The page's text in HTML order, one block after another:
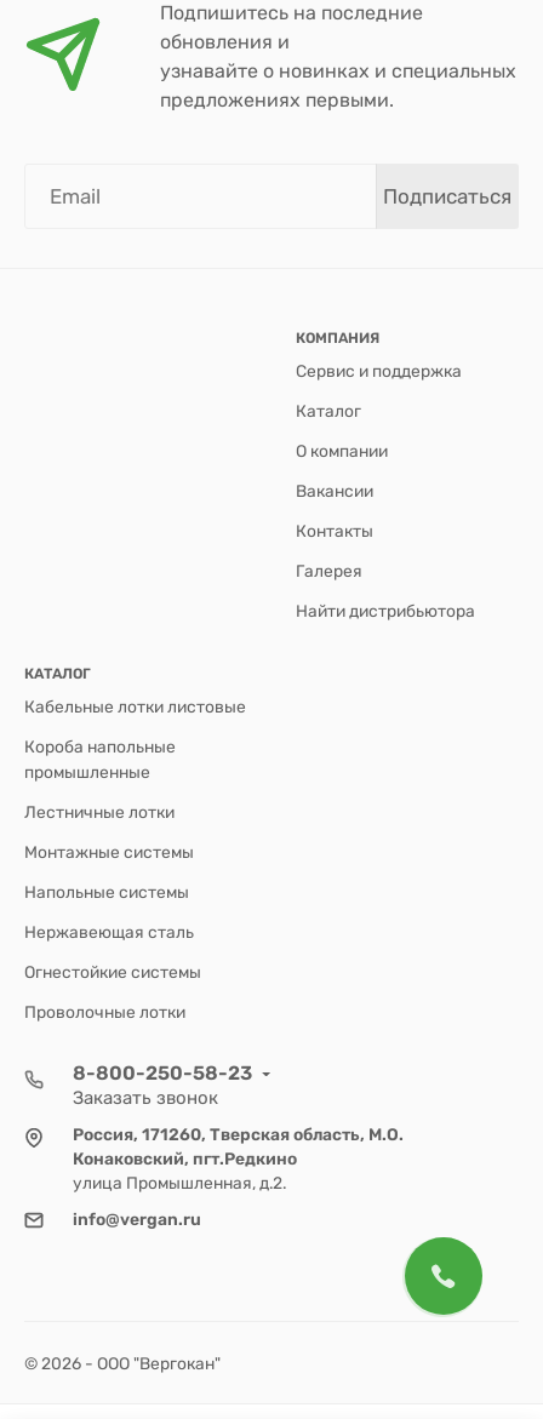
Подпишитесь на последние
обновления и
узнавайте о новинках и специальных
предложениях первыми.
Подписаться
КОМПАНИЯ
Сервис и поддержка
Каталог
О компании
Вакансии
Контакты
Галерея
Найти дистрибьютора
КАТАЛОГ
Кабельные лотки листовые
Короба напольные
промышленные
Лестничные лотки
Монтажные системы
Напольные системы
Нержавеющая сталь
Огнестойкие системы
Проволочные лотки
8-800-250-58-23
Заказать звонок
Россия, 171260, Тверская область, М.О.
Конаковский, пгт.Редкино
улица Промышленная, д.2.
info@vergan.ru
© 2026 - ООО "Вергокан"